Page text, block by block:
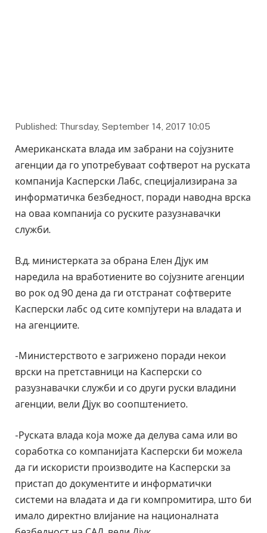
Published: Thursday, September 14, 2017 10:05
Американската влада им забрани на сојузните
агенции да го употребуваат софтверот на руската
компанија Касперски Лабс, специјализирана за
информатичка безбедност, поради наводна врска
на оваа компанија со руските разузнавачки
служби.
В.д. министерката за обрана Елен Дјук им
наредила на вработиените во сојузните агенции
во рок од 90 дена да ги отстранат софтверите
Касперски лабс од сите компјутери на владата и
на агенциите.
-Министерството е загрижено поради некои
врски на претставници на Касперски со
разузнавачки служби и со други руски владини
агенции, вели Дјук во соопштението.
-Руската влада која може да делува сама или во
соработка со компанијата Касперски би можела
да ги искористи производите на Касперски за
пристап до документите и информатички
системи на владата и да ги компромитира, што би
имало директно влијание на националната